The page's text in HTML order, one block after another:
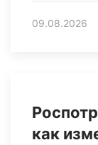
09.08.2026
как